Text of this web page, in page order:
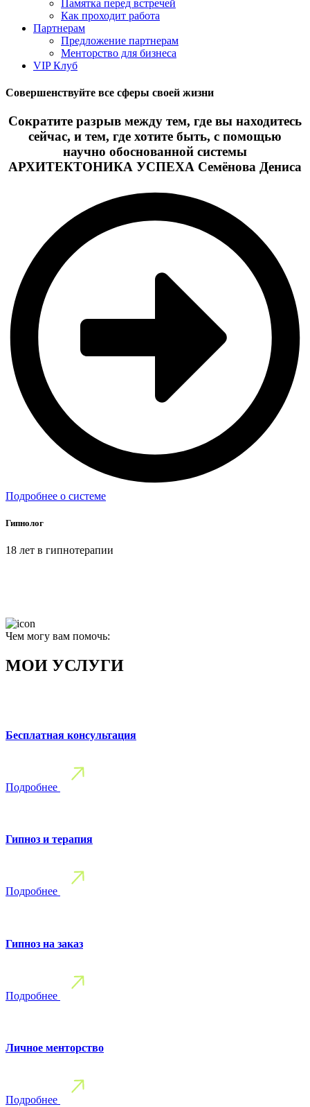
Памятка перед встречей
Как проходит работа
Партнерам
Предложение партнерам
Менторство для бизнеса
VIP Клуб
Совершенствуйте все сферы своей жизни
Сократите разрыв между тем, где вы находитесь
сейчас, и тем, где хотите быть, с помощью
научно обоснованной системы
АРХИТЕКТОНИКА УСПЕХА Семёнова Дениса
Подробнее о системе
Гипнолог
18 лет в гипнотерапии
Чем могу вам помочь:
МОИ УСЛУГИ
Бесплатная консультация
Подробнее
Гипноз и терапия
Подробнее
Гипноз на заказ
Подробнее
Личное менторство
Подробнее